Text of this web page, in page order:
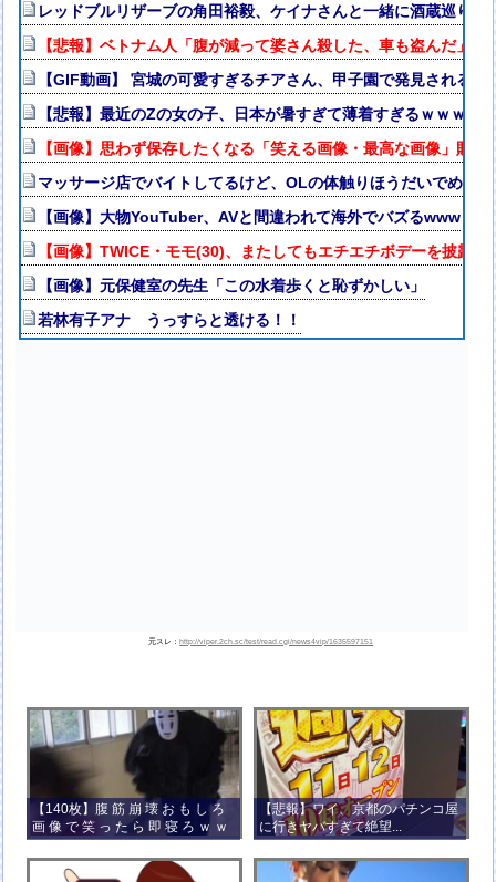
レッドブルリザーブの角田裕毅、ケイナさんと一緒に酒蔵巡りを
【悲報】ベトナム人「腹が減って婆さん殺した、車も盗んだ」
【GIF動画】 宮城の可愛すぎるチアさん、甲子園で発見される
【悲報】最近のZの女の子、日本が暑すぎて薄着すぎるｗｗｗｗ
【画像】思わず保存したくなる「笑える画像・最高な画像」貼っ
マッサージ店でバイトしてるけど、OLの体触りほうだいでめっ
【画像】大物YouTuber、AVと間違われて海外でバズるwww
【画像】TWICE・モモ(30)、またしてもエチエチボデーを披露
【画像】元保健室の先生「この水着歩くと恥ずかしい」
若林有子アナ うっすらと透ける！！
元スレ：http://viper.2ch.sc/test/read.cgi/news4vip/1635597151
【140枚】腹 筋 崩 壊 お も し ろ
画 像 で 笑 っ た ら 即 寝 ろ ｗ ｗ
ｗ ｗ ｗ ｗ ｗ ｗ ｗ ｗ ｗ ｗ
【悲報】ワイ、京都のパチンコ屋
に行きヤバすぎて絶望...